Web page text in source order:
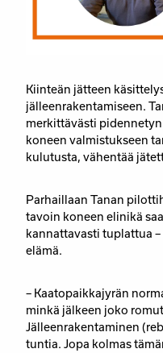
Kiinteän jätteen
jälleenrakentamiseen.
merkittävästi
koneen valmistukseen
kulutusta, vähentää
Parhaillaan Tanan
tavoin koneen elinikä
kannattavasti tuplattua
elämä.
– Kaatopaikkajyrän
minkä jälkeen joko
Jälleenrakentaminen
tuntia. Jopa kolmas